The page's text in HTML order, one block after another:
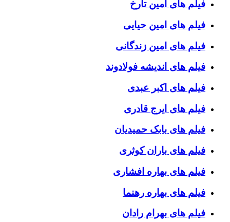
فیلم های امین تارخ
فیلم های امین حیایی
فیلم های امین زندگانی
فیلم های اندیشه فولادوند
فیلم های اکبر عبدی
فیلم های ایرج قادری
فیلم های بابک حمیدیان
فیلم های باران کوثری
فیلم های بهاره افشاری
فیلم های بهاره رهنما
فیلم های بهرام رادان